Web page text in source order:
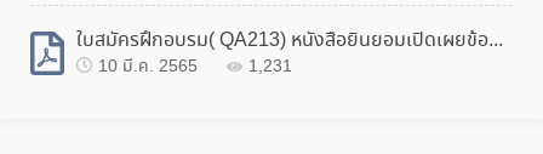
24
ธ.ค. ศพจ.พะเยาเปิดฝึกหลักสูตรฝึกอาชีพเสริม สาขาการประดิษฐ์ดอกไม้จากผ้าใยบัว ใบสมัครฝึกอบรม( QA213) หนังสือยินยอมเปิดเผยข้อมูล (PDPA).pdf
10 มี.ค. 2565 1,231